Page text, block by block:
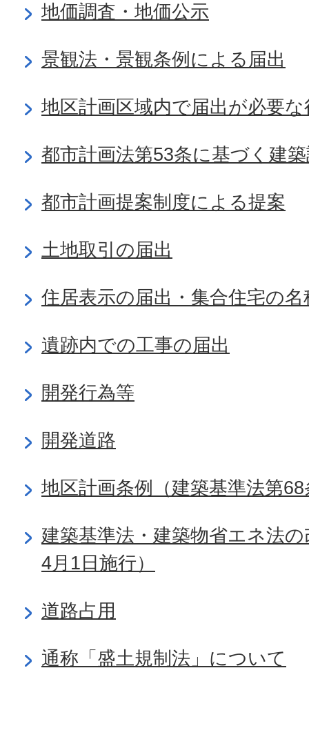
地価調査・地価公示
景観法・景観条例による届出
地区計画区域内で届出が必要
都市計画法第53条に基づく建
都市計画提案制度による提案
土地取引の届出
住居表示の届出・集合住宅の
遺跡内での工事の届出
開発行為等
開発道路
地区計画条例（建築基準法第
建築基準法・建築物省エネ法
4月1日施行）
道路占用
通称「盛土規制法」について